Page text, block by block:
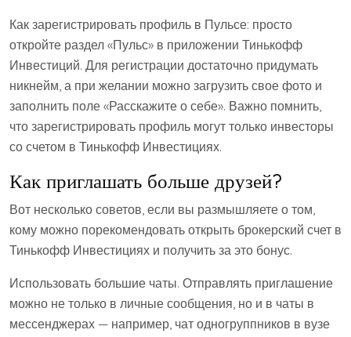
Как зарегистрировать профиль в Пульсе: просто
откройте раздел «Пульс» в приложении Тинькофф
Инвестиций. Для регистрации достаточно придумать
никнейм, а при желании можно загрузить свое фото и
заполнить поле «Расскажите о себе». Важно помнить,
что зарегистрировать профиль могут только инвесторы
со счетом в Тинькофф Инвестициях.
Как приглашать больше друзей?
Вот несколько советов, если вы размышляете о том,
кому можно порекомендовать открыть брокерский счет в
Тинькофф Инвестициях и получить за это бонус.
Использовать большие чаты. Отправлять приглашение
можно не только в личные сообщения, но и в чаты в
мессенджерах — например, чат одногруппников в вузе